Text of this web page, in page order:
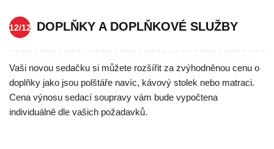
12/12 DOPLŇKY A DOPLŇKOVÉ SLUŽBY
Vaši novou sedačku si můžete rozšířit za zvýhodněnou cenu o
doplňky jako jsou polštáře navíc, kávový stolek nebo matraci.
Cena výnosu sedací soupravy vám bude vypočtena
individuálně dle vašich požadavků.